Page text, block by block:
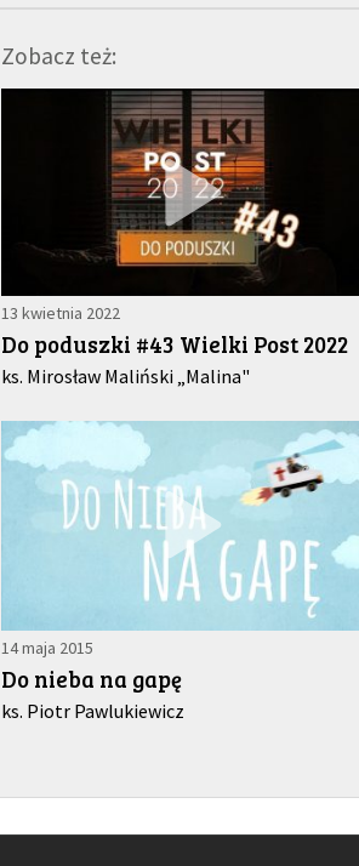
Zobacz też:
13 kwietnia 2022
Do poduszki #43 Wielki Post 2022
ks. Mirosław Maliński „Malina"
14 maja 2015
Do nieba na gapę
ks. Piotr Pawlukiewicz